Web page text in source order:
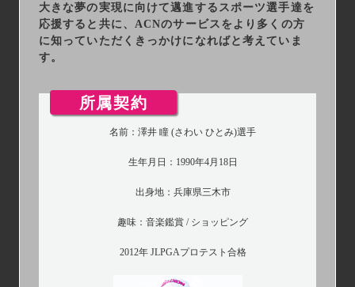
採用情報 arrow_right_alt
お問い合わせ
プライバシーポリシー
大きな夢の実現に向けて邁進するスポーツ選手達を
応援すると共に、ACNのサービスをより多くの方
に知っていただくきっかけになればと考えていま
す。
所属契約
名前：澤井 瞳 (さわい ひとみ)選手
生年月日：1990年4月18日
出身地：兵庫県三木市
趣味：音楽鑑賞 / ショッピング
2012年 JLPGAプロテスト合格